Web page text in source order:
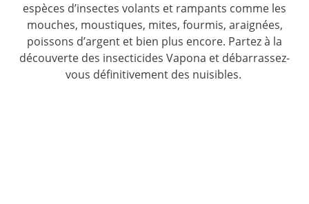
espèces d’insectes volants et rampants comme les
mouches, moustiques, mites, fourmis, araignées,
poissons d’argent et bien plus encore. Partez à la
découverte des insecticides Vapona et débarrassez-
vous définitivement des nuisibles.